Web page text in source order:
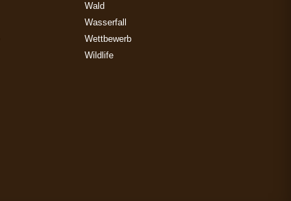
Wald
Wasserfall
Wettbewerb
Wildlife